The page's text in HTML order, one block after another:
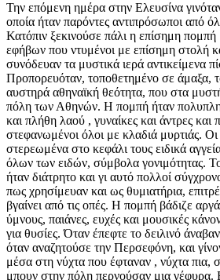
Την επόμενη ημέρα στην Ελευσίνα
οποία ήταν παρόντες αντιπρόσωποι από
Κατόπιν ξεκινούσε πάλι η επίσημη
εφήβων που ντυμένοι με επίσημη στολή
συνόδευαν τα μυστικά ιερά αντικείμενα
Προπορευόταν, τοποθετημένο σε άμαξα,
αυστηρά αθηναϊκή θεότητα, που στα
πόλη των Αθηνών. Η πομπή ήταν
και πλήθη λαού , γυναίκες και άντρες και
στεφανωμένοι όλοι με κλαδιά μυρτιάς. Οι
στερεωμένα στο κεφάλι τους ειδικά
όλων των ειδών, σύμβολα γονιμότητας.
ήταν διάτρητο και γι αυτό πολλοί
πως χρησίμευαν και ως θυμιατήρια,
βγαίνει από τις οπές. Η πομπή βάδιζε
ύμνους, παιάνες, ευχές και μουσικές
για θυσίες. Όταν έπεφτε το δειλινό
όταν αναζητούσε την Περσεφόνη, και
μέσα στη νύχτα που έφταναν , νύχτα πια,
μπουν στην πόλη περνούσαν μια γέφυρα.